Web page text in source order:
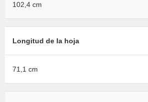
102,4 cm
Longitud de la hoja
71,1 cm